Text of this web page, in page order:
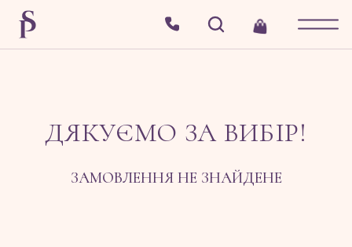
ДЯКУЄМО ЗА ВИБІР!
ЗАМОВЛЕННЯ НЕ ЗНАЙДЕНЕ